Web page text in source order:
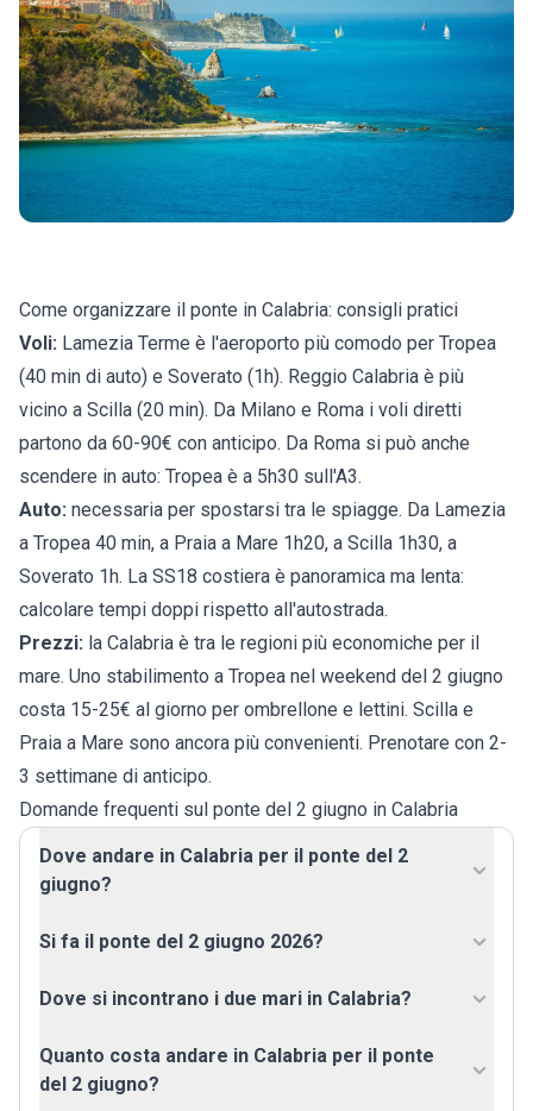
Come organizzare il ponte in Calabria: consigli pratici
Voli: Lamezia Terme è l'aeroporto più comodo per Tropea
(40 min di auto) e Soverato (1h). Reggio Calabria è più
vicino a Scilla (20 min). Da Milano e Roma i voli diretti
partono da 60-90€ con anticipo. Da Roma si può anche
scendere in auto: Tropea è a 5h30 sull'A3.
Auto: necessaria per spostarsi tra le spiagge. Da Lamezia
a Tropea 40 min, a Praia a Mare 1h20, a Scilla 1h30, a
Soverato 1h. La SS18 costiera è panoramica ma lenta:
calcolare tempi doppi rispetto all'autostrada.
Prezzi: la Calabria è tra le regioni più economiche per il
mare. Uno stabilimento a Tropea nel weekend del 2 giugno
costa 15-25€ al giorno per ombrellone e lettini. Scilla e
Praia a Mare sono ancora più convenienti. Prenotare con 2-
3 settimane di anticipo.
Domande frequenti sul ponte del 2 giugno in Calabria
Dove andare in Calabria per il ponte del 2
giugno?
Si fa il ponte del 2 giugno 2026?
Dove si incontrano i due mari in Calabria?
Quanto costa andare in Calabria per il ponte
del 2 giugno?